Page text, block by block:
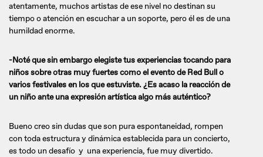
atentamente, muchos artistas de ese nivel no destinan su
tiempo o atención en escuchar a un soporte, pero él es de una
humildad enorme.
-Noté que sin embargo elegiste tus experiencias tocando para
niños sobre otras muy fuertes como el evento de Red Bull o
varios festivales en los que estuviste. ¿Es acaso la reacción de
un niño ante una expresión artística algo más auténtico?
Bueno creo sin dudas que son pura espontaneidad, rompen
con toda estructura y dinámica establecida para un concierto,
es todo un desafío y una experiencia, fue muy divertido.